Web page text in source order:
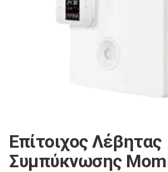
Επίτοιχος Λέβητας
Συμπύκνωσης